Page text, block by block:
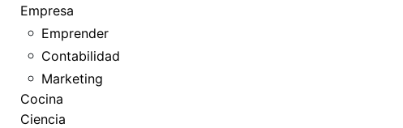
Empresa
Emprender
Contabilidad
Marketing
Cocina
Ciencia